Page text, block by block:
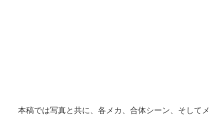
本稿では写真と共に、各メカ、合体シーン、そしてメ